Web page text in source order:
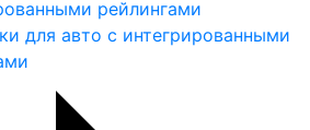
для авто с интегрированными